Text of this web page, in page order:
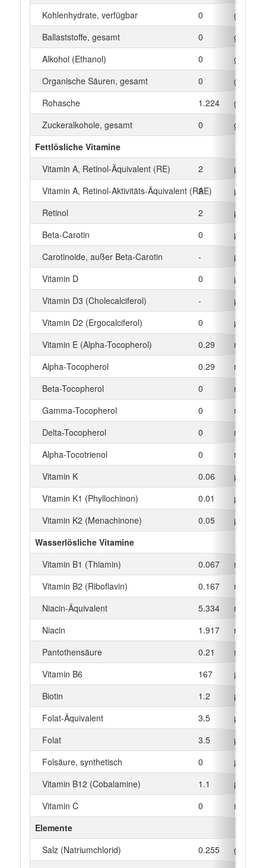
Kohlenhydrate, verfügbar
0
g
Ballaststoffe, gesamt
0
g
Alkohol (Ethanol)
0
g
Organische Säuren, gesamt
0
g
Rohasche
1.224
g
Zuckeralkohole, gesamt
0
g
Fettlösliche Vitamine
Vitamin A, Retinol-Äquivalent (RE)
2
µg
Vitamin A, Retinol-Aktivitäts-Äquivalent (RAE)
2
µg
Retinol
2
µg
Beta‑Carotin
0
µg
Carotinoide, außer Beta-Carotin
-
µg
Vitamin D
0
µg
Vitamin D3 (Cholecalciferol)
-
µg
Vitamin D2 (Ergocalciferol)
0
µg
Vitamin E (Alpha-Tocopherol)
0.29
mg
Alpha‑Tocopherol
0.29
mg
Beta-Tocopherol
0
mg
Gamma-Tocopherol
0
mg
Delta-Tocopherol
0
mg
Alpha-Tocotrienol
0
mg
Vitamin K
0.06
µg
Vitamin K1 (Phyllochinon)
0.01
µg
Vitamin K2 (Menachinone)
0.05
µg
Wasserlösliche Vitamine
Vitamin B1 (Thiamin)
0.067
mg
Vitamin B2 (Riboflavin)
0.167
mg
Niacin-Äquivalent
5.334
mg
Niacin
1.917
mg
Pantothensäure
0.21
mg
Vitamin B6
167
µg
Biotin
1.2
µg
Folat-Äquivalent
3.5
µg
Folat
3.5
µg
Folsäure, synthetisch
0
µg
Vitamin B12 (Cobalamine)
1.1
µg
Vitamin C
0
mg
Elemente
Salz (Natriumchlorid)
0.255
g